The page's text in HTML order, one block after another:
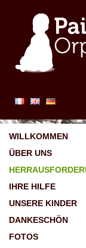
WILLKOMMEN
ÜBER UNS
IHRE HILFE
UNSERE KINDER
DANKESCHÖN
FOTOS